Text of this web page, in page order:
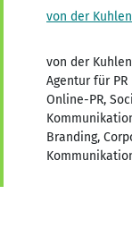
von der
von der
Agentur für
Online-PR,
Branding,